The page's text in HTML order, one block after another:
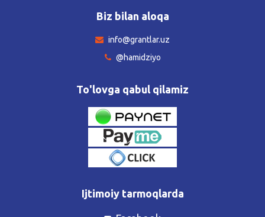
Biz bilan aloqa
info@grantlar.uz
@hamidziyo
To'lovga qabul qilamiz
Ijtimoiy tarmoqlarda